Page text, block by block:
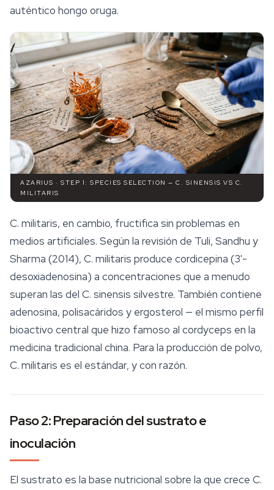
auténtico hongo oruga.
AZARIUS · STEP 1: SPECIES SELECTION — C. SINENSIS VS C.
MILITARIS
C. militaris, en cambio, fructifica sin problemas en
medios artificiales. Según la revisión de Tuli, Sandhu y
Sharma (2014), C. militaris produce cordicepina (3'-
desoxiadenosina) a concentraciones que a menudo
superan las del C. sinensis silvestre. También contiene
adenosina, polisacáridos y ergosterol — el mismo perfil
bioactivo central que hizo famoso al cordyceps en la
medicina tradicional china. Para la producción de polvo,
C. militaris es el estándar, y con razón.
Paso 2: Preparación del sustrato e
inoculación
El sustrato es la base nutricional sobre la que crece C.